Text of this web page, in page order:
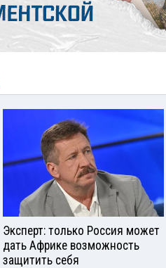
Эксперт: только Россия может
дать Африке возможность
защитить себя